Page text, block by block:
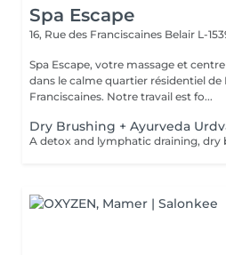
Spa Escape
16, Rue des Franciscaines Belair L-
Spa Escape, votre massage et
dans le calme quartier résidentiel de
Franciscaines. Notre travail est fo...
Dry Brushing + Ayurveda